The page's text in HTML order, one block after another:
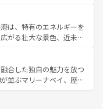
ナムコーヒーなどは、ぜ
訪れてもあたたかい人々
っと忘れられない旅にな
チェンマイなどの山岳地
ーケットやクラビの美し
ことができる。タイ料理
の季節にも異なる楽しみ
の人々、仏教を中心とし
、訪れる旅人を魅了し続
は、特有のエネルギーを
がる壮大な景色、近未来
。観光スポットが密集し
るのも魅力。息をのむよ
香港を存分に楽しみ尽く
合した独自の魅力を放つ
並ぶマリーナベイ、歴史